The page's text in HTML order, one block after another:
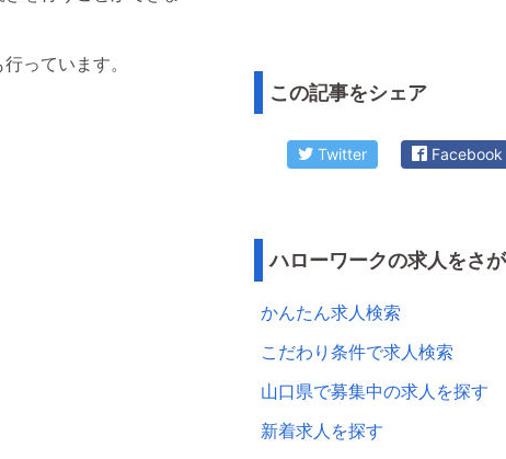
っています。
この記事をシェア
Twitter Facebook
ハローワークの求人をさ
かんたん求人検索
こだわり条件で求人検索
山口県で募集中の求人を探す
新着求人を探す